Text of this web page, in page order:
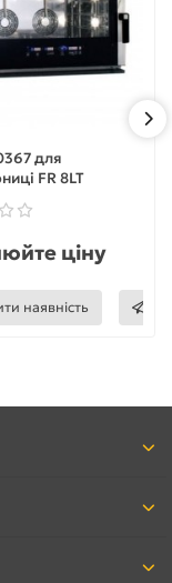
для
FR 8LT
ціну
наявність